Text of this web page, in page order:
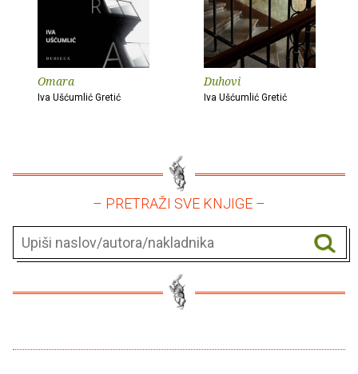
Omara
Iva Ušćumlić Gretić
Duhovi
Iva Ušćumlić Gretić
– PRETRAŽI SVE KNJIGE –